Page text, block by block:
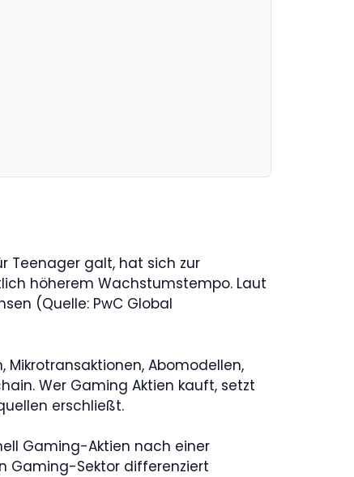
Teenager galt, hat sich zur
höherem Wachstumstempo. Laut
(Quelle: PwC Global
Mikrotransaktionen, Abomodellen,
Wer Gaming Aktien kauft, setzt
erschließt.
Gaming-Aktien nach einer
Gaming-Sektor differenziert